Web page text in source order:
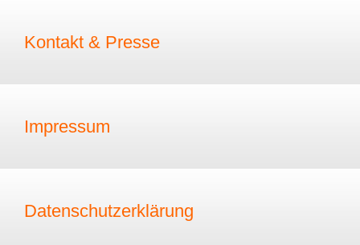
Kontakt & Presse
Impressum
Datenschutzerklärung